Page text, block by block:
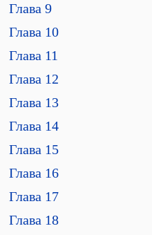
Глава 9
Глава 10
Глава 11
Глава 12
Глава 13
Глава 14
Глава 15
Глава 16
Глава 17
Глава 18